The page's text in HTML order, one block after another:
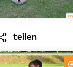
teilen